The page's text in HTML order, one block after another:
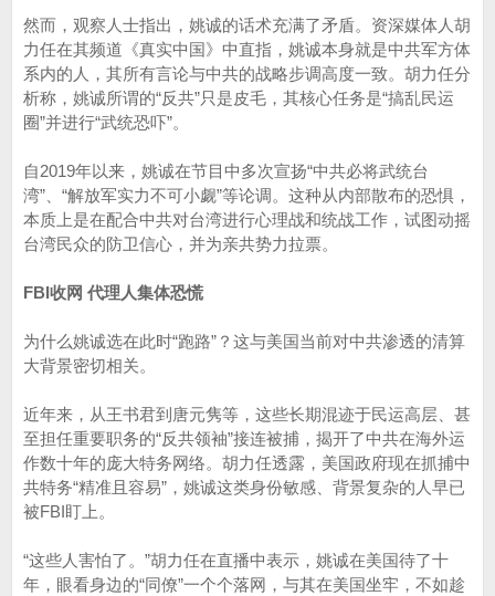
然而，观察人士指出，姚诚的话术充满了矛盾。资深媒体人胡
力任在其频道《真实中国》中直指，姚诚本身就是中共军方体
系内的人，其所有言论与中共的战略步调高度一致。胡力任分
析称，姚诚所谓的“反共”只是皮毛，其核心任务是“搞乱民运
圈”并进行“武统恐吓”。
自2019年以来，姚诚在节目中多次宣扬“中共必将武统台
湾”、“解放军实力不可小觑”等论调。这种从内部散布的恐惧，
本质上是在配合中共对台湾进行心理战和统战工作，试图动摇
台湾民众的防卫信心，并为亲共势力拉票。
FBI收网 代理人集体恐慌
为什么姚诚选在此时“跑路”？这与美国当前对中共渗透的清算
大背景密切相关。
近年来，从王书君到唐元隽等，这些长期混迹于民运高层、甚
至担任重要职务的“反共领袖”接连被捕，揭开了中共在海外运
作数十年的庞大特务网络。胡力任透露，美国政府现在抓捕中
共特务“精准且容易”，姚诚这类身份敏感、背景复杂的人早已
被FBI盯上。
“这些人害怕了。”胡力任在直播中表示，姚诚在美国待了十
年，眼看身边的“同僚”一个个落网，与其在美国坐牢，不如趁